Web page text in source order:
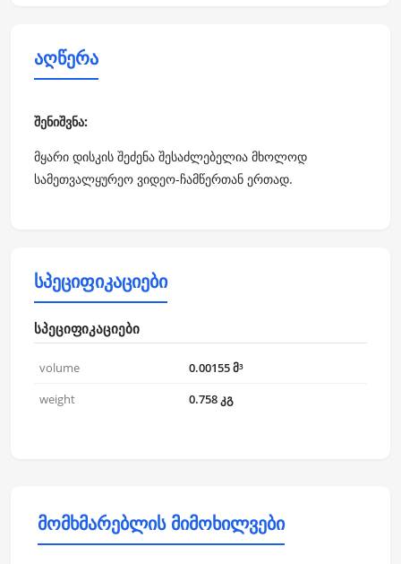
აღწერა
შენიშვნა:
მყარი დისკის შეძენა შესაძლებელია მხოლოდ
სამეთვალყურეო ვიდეო-ჩამწერთან ერთად.
სპეციფიკაციები
სპეციფიკაციები
volume
0.00155 მ³
weight
0.758 კგ
მომხმარებლის მიმოხილვები